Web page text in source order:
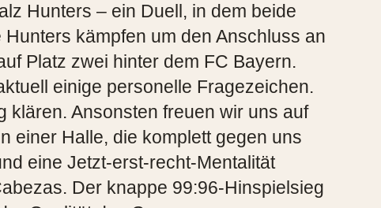
Hunters – ein Duell, in dem beide
kämpfen um den Anschluss an
Platz zwei hinter dem FC Bayern.
einige personelle Fragezeichen.
klären. Ansonsten freuen wir uns auf
einer Halle, die komplett gegen uns
eine Jetzt-erst-recht-Mentalität
Der knappe 99:96-Hinspielsieg